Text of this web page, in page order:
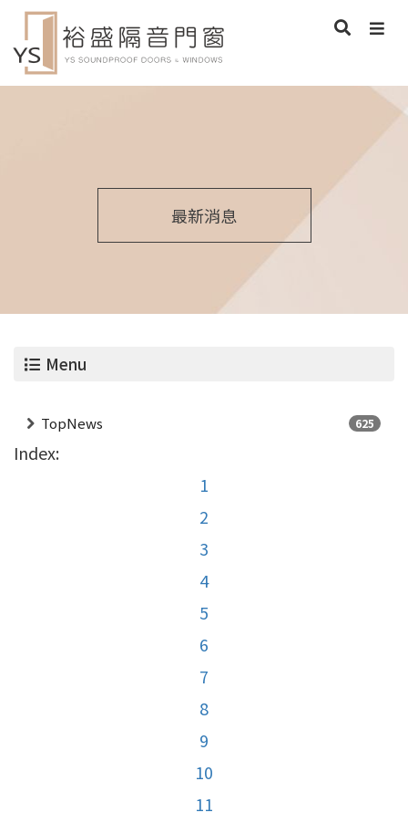
最新消息
Menu
TopNews 625
Index:
1
2
3
4
5
6
7
8
9
10
11